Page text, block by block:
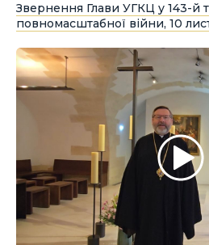
Звернення Глави УГКЦ у 143-й
повномасштабної війни, 10